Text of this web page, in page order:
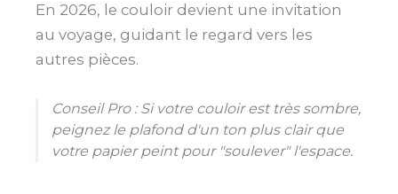
En 2026, le couloir devient une invitation
au voyage, guidant le regard vers les
autres pièces.
Conseil Pro : Si votre couloir est très sombre,
peignez le plafond d'un ton plus clair que
votre papier peint pour "soulever" l'espace.